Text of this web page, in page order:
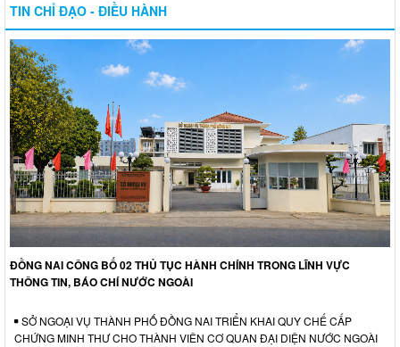
TIN CHỈ ĐẠO - ĐIỀU HÀNH
ĐỒNG NAI CÔNG BỐ 02 THỦ TỤC HÀNH CHÍNH TRONG LĨNH VỰC
THÔNG TIN, BÁO CHÍ NƯỚC NGOÀI
SỞ NGOẠI VỤ THÀNH PHỐ ĐỒNG NAI TRIỂN KHAI QUY CHẾ CẤP
CHỨNG MINH THƯ CHO THÀNH VIÊN CƠ QUAN ĐẠI DIỆN NƯỚC NGOÀI